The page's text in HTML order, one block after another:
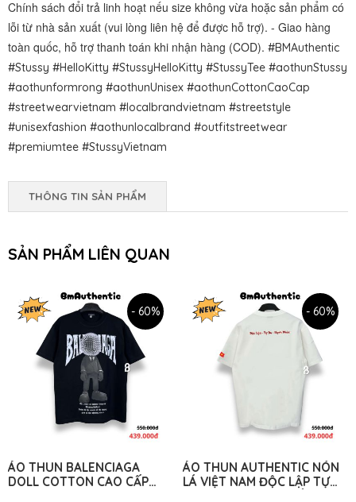
Chính sách đổi trả linh hoạt nếu size không vừa hoặc sản phẩm có
lỗi từ nhà sản xuất (vui lòng liên hệ để được hỗ trợ). - Giao hàng
toàn quốc, hỗ trợ thanh toán khi nhận hàng (COD). #BMAuthentic
#Stussy #HelloKitty #StussyHelloKitty #StussyTee #aothunStussy
#aothunformrong #aothunUnisex #aothunCottonCaoCap
#streetwearvietnam #localbrandvietnam #streetstyle
#unisexfashion #aothunlocalbrand #outfitstreetwear
#premiumtee #StussyVietnam
THÔNG TIN SẢN PHẨM
SẢN PHẨM LIÊN QUAN
- 60%
ÁO THUN BALENCIAGA
DOLL COTTON CAO CẤP
- 60%
ÁO THUN AUTHENTIC NÓN
LÁ VIỆT NAM ĐỘC LẬP TỰ